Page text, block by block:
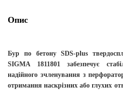
Опис
Бур по бетону SDS-plus
SIGMA 1811801забезпечує
надійного зчленування з
отримання наскрізних або глухих